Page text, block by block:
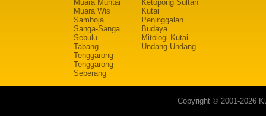
Muara Muntai
Muara Wis
Samboja
Sanga-Sanga
Sebulu
Tabang
Tenggarong
Tenggarong
Seberang
Ketopong Sultan
Kutai
Peninggalan
Budaya
Mitologi Kutai
Undang Undang
Copyright © 2001-2026